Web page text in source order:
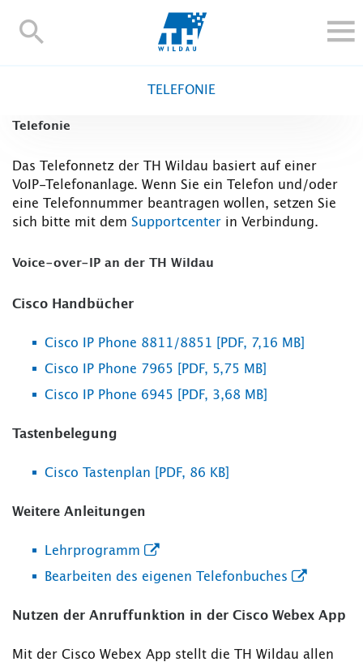
TH-
FORSCHUNG UND TRANSFER
ALUMNI
HOCHSCHULE
INTERNATIONAL
Blogs Kontakt und Anfahrt Webmail
TELEFONIE
Telefonie
Das Telefonnetz der TH Wildau basiert auf einer
VoIP-Telefonanlage. Wenn Sie ein Telefon und/oder
eine Telefonnummer beantragen wollen, setzen Sie
sich bitte mit dem Supportcenter in Verbindung.
Voice-over-IP an der TH Wildau
Cisco Handbücher
Cisco IP Phone 8811/8851 [PDF, 7,16 MB]
Cisco IP Phone 7965 [PDF, 5,75 MB]
Cisco IP Phone 6945 [PDF, 3,68 MB]
Tastenbelegung
Cisco Tastenplan [PDF, 86 KB]
Weitere Anleitungen
Lehrprogramm
Bearbeiten des eigenen Telefonbuches
Nutzen der Anruffunktion in der Cisco Webex App
Mit der Cisco Webex App stellt die TH Wildau allen